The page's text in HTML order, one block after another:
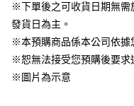
全家取貨付款
每筆NT$65，滿NT$1,300(
付款後全家取貨
每筆NT$65，滿NT$1,300(
※下單後之可收貨日期無需
發貨日為主。
※本預購商品係本公司依據
※恕無法接受您預購後要求
※圖片為示意